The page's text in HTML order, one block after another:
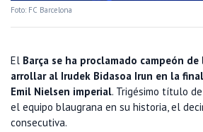
Foto: FC Barcelona
El Barça se ha proclamado campeón de
arrollar al Irudek Bidasoa Irun en la
Emil Nielsen imperial. Trigésimo título
el equipo blaugrana en su historia, el
consecutiva.